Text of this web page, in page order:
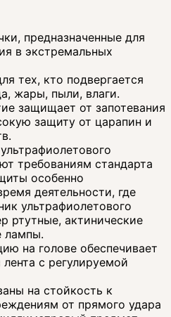
предназначенные для
в экстремальных
тех, кто подвергается
жары, пыли, влаги.
защищает от запотевания
защиту от царапин и
требованиям стандарта
особенно
деятельности, где
ультрафиолетового
ртутные, актинические
лампы.
на голове обеспечивает
с регулируемой
на стойкость к
от прямого удара